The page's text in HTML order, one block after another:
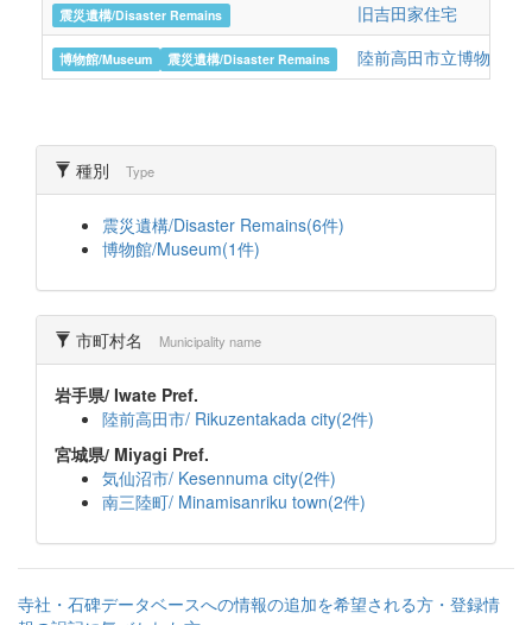
震災遺構/Disaster Remains 旧吉田家住宅
博物館/Museum 震災遺構/Disaster Remains 陸前高田市立博物館
種別 Type
震災遺構/Disaster Remains(6件)
博物館/Museum(1件)
市町村名 Municipality name
岩手県/ Iwate Pref.
陸前高田市/ Rikuzentakada city(2件)
宮城県/ Miyagi Pref.
気仙沼市/ Kesennuma city(2件)
南三陸町/ Minamisanriku town(2件)
寺社・石碑データベースへの情報の追加を希望される方・登録情